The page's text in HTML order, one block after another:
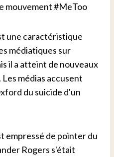
mouvement #MeToo
une caractéristique
médiatiques sur
il a atteint de nouveaux
médias accusent
du suicide d'un
empressé de pointer du
Rogers s'était